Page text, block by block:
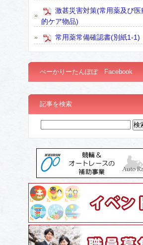
激甚災害対策(常用薬及び医
的ケア物品)
常用薬常備確認書(別紙1-1)
べーかりーたんぽぽ Facebook
記事を検索